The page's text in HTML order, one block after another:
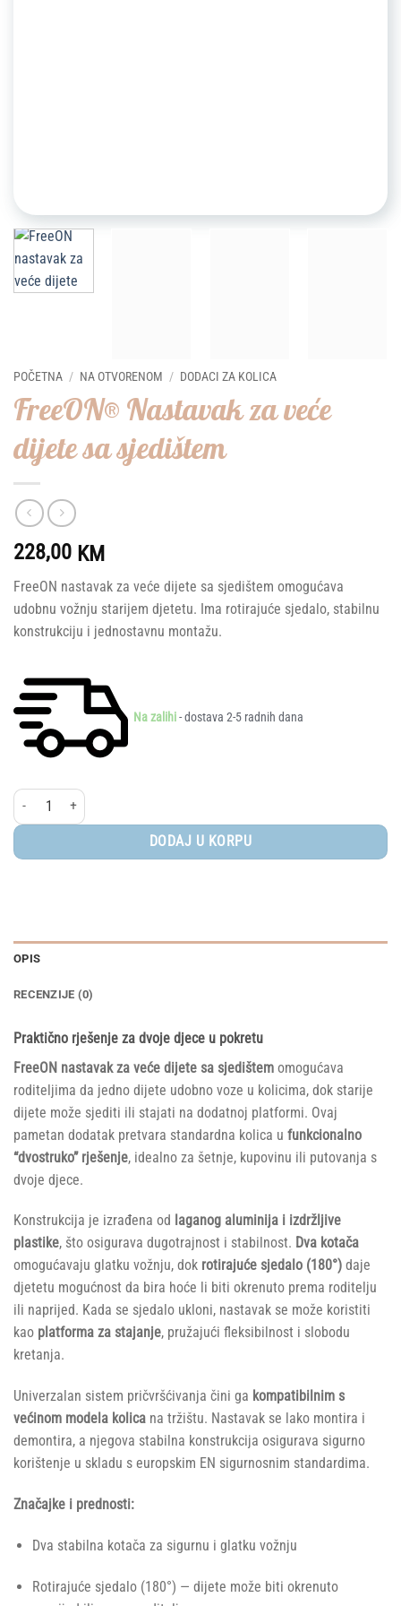
POČETNA / NA OTVORENOM / DODACI ZA KOLICA
FreeON® Nastavak za veće
dijete sa sjedištem
228,00 KM
FreeON nastavak za veće dijete sa sjedištem omogućava
udobnu vožnju starijem djetetu. Ima rotirajuće sjedalo, stabilnu
konstrukciju i jednostavnu montažu.
Na zalihi- dostava 2-5 radnih dana
FreeON® Nastavak za veće dijete sa sjedištem količina
DODAJ U KORPU
OPIS
RECENZIJE (0)
Praktično rješenje za dvoje djece u pokretu
FreeON nastavak za veće dijete sa sjedištem omogućava
roditeljima da jedno dijete udobno voze u kolicima, dok starije
dijete može sjediti ili stajati na dodatnoj platformi. Ovaj
pametan dodatak pretvara standardna kolica u funkcionalno
“dvostruko” rješenje, idealno za šetnje, kupovinu ili putovanja s
dvoje djece.
Konstrukcija je izrađena od laganog aluminija i izdržljive
plastike, što osigurava dugotrajnost i stabilnost. Dva kotača
omogućavaju glatku vožnju, dok rotirajuće sjedalo (180°) daje
djetetu mogućnost da bira hoće li biti okrenuto prema roditelju
ili naprijed. Kada se sjedalo ukloni, nastavak se može koristiti
kao platforma za stajanje, pružajući fleksibilnost i slobodu
kretanja.
Univerzalan sistem pričvršćivanja čini ga kompatibilnim s
većinom modela kolica na tržištu. Nastavak se lako montira i
demontira, a njegova stabilna konstrukcija osigurava sigurno
korištenje u skladu s europskim EN sigurnosnim standardima.
Značajke i prednosti:
Dva stabilna kotača za sigurnu i glatku vožnju
Rotirajuće sjedalo (180°) — dijete može biti okrenuto